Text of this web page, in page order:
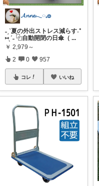
𝓐𝓷𝓷𝓮𓂃◌𓈒𓐍
˗ˏˋ夏の外出ストレス減らす˖⁺
⑅ˎˊ˗ ⿻自動開閉の日傘（ ...
￥ 2,979～
2 0 957
コレ いいね